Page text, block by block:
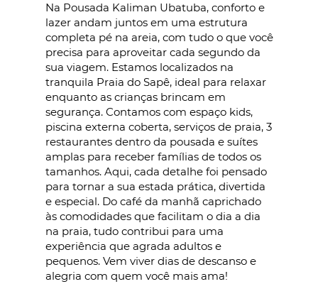
Na Pousada Kaliman Ubatuba, conforto e
lazer andam juntos em uma estrutura
completa pé na areia, com tudo o que você
precisa para aproveitar cada segundo da
sua viagem. Estamos localizados na
tranquila Praia do Sapê, ideal para relaxar
enquanto as crianças brincam em
segurança. Contamos com espaço kids,
piscina externa coberta, serviços de praia, 3
restaurantes dentro da pousada e suítes
amplas para receber famílias de todos os
tamanhos. Aqui, cada detalhe foi pensado
para tornar a sua estada prática, divertida
e especial. Do café da manhã caprichado
às comodidades que facilitam o dia a dia
na praia, tudo contribui para uma
experiência que agrada adultos e
pequenos. Vem viver dias de descanso e
alegria com quem você mais ama!